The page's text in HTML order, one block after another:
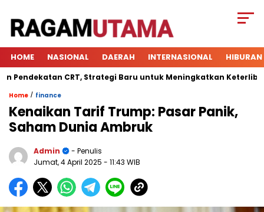
HOME NASIONAL DAERAH INTERNASIONAL HIBURAN
CRT, Strategi Baru untuk Meningkatkan Keterlibatan
Home / finance
Kenaikan Tarif Trump: Pasar Panik,
Saham Dunia Ambruk
Admin
- Penulis
Jumat, 4 April 2025 - 11:43 WIB